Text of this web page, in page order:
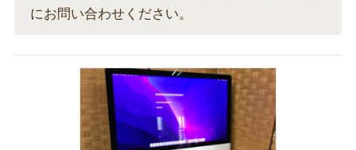
にお問い合わせください。